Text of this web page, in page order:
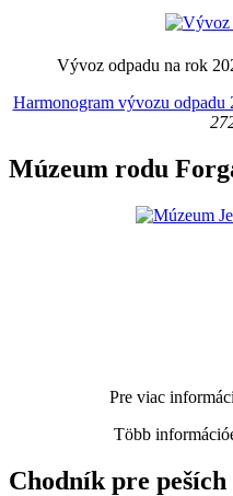
Vývoz odpadu na rok
Harmonogram vývozu odpadu
Múzeum rodu
Pre viac
Több
Chodník pre peších